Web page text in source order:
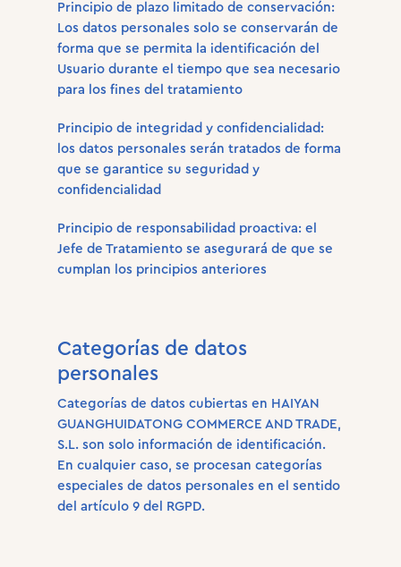
Principio de plazo limitado de conservación:
Los datos personales solo se conservarán de
forma que se permita la identificación del
Usuario durante el tiempo que sea necesario
para los fines del tratamiento
Principio de integridad y confidencialidad:
los datos personales serán tratados de forma
que se garantice su seguridad y
confidencialidad
Principio de responsabilidad proactiva: el
Jefe de Tratamiento se asegurará de que se
cumplan los principios anteriores
Categorías de datos
personales
Categorías de datos cubiertas en HAIYAN
GUANGHUIDATONG COMMERCE AND TRADE,
S.L. son solo información de identificación.
En cualquier caso, se procesan categorías
especiales de datos personales en el sentido
del artículo 9 del RGPD.